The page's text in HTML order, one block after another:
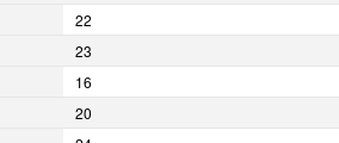
22
23
16
20